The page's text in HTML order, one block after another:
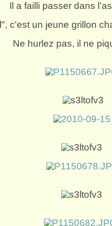
Il a failli passer dans
c'est un jeune grillon
Ne hurlez pas, il ne